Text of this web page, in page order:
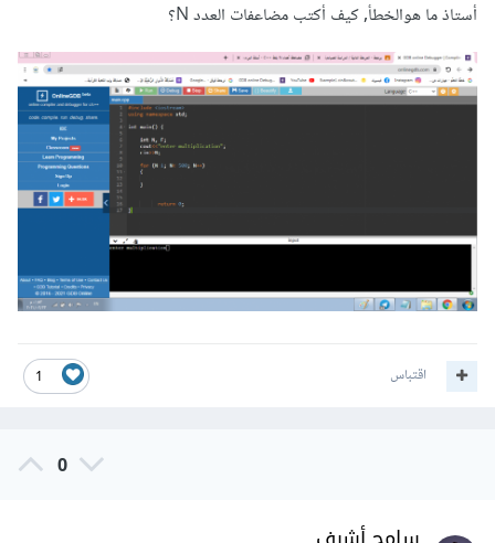
أستاذ ما هوالخطأ, كيف أكتب مضاعفات العدد N؟
1 اقتباس
0